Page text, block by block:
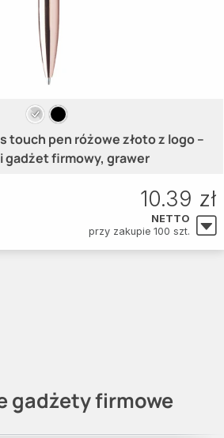
touch pen różowe złoto z logo –
gadżet firmowy, grawer
10.39 zł
NETTO
przy zakupie 100 szt.
gadżety firmowe